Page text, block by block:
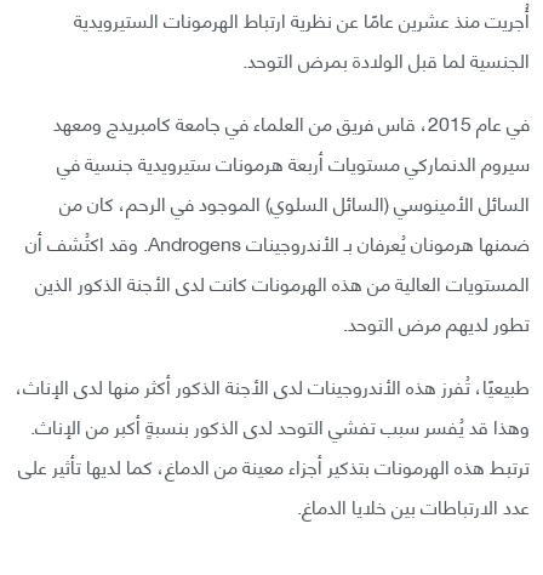
أُجريت منذ عشرين عامًا عن نظرية ارتباط الهرمونات الستيرويدية
الجنسية لما قبل الولادة بمرض التوحد.
في عام 2015، قاس فريق من العلماء في جامعة كامبريدج ومعهد
سيروم الدنماركي مستويات أربعة هرمونات ستيرويدية جنسية في
السائل الأمينوسي (السائل السلوي) الموجود في الرحم، كان من
ضمنها هرمونان يُعرفان بـ الأندروجينات Androgens. وقد اكتُشف أن
المستويات العالية من هذه الهرمونات كانت لدى الأجنة الذكور الذين
تطور لديهم مرض التوحد.
طبيعيًا، تُفرز هذه الأندروجينات لدى الأجنة الذكور أكثر منها لدى الإناث،
وهذا قد يُفسر سبب تفشي التوحد لدى الذكور بنسبةٍ أكبر من الإناث.
ترتبط هذه الهرمونات بتذكير أجزاء معينة من الدماغ، كما لديها تأثير على
عدد الارتباطات بين خلايا الدماغ.